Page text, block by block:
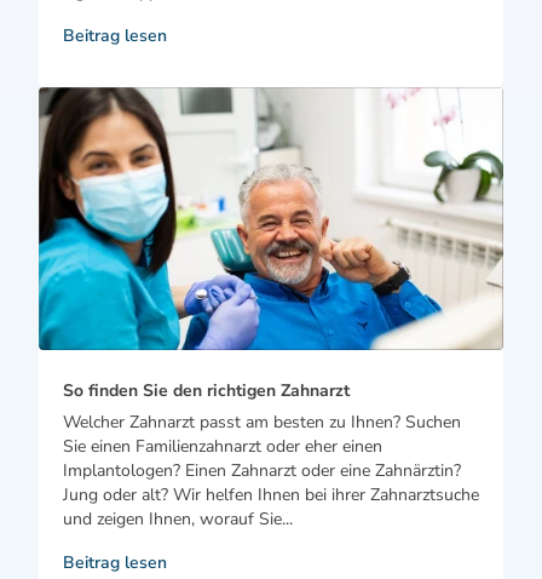
Beitrag lesen
So finden Sie den richtigen Zahnarzt
Welcher Zahnarzt passt am besten zu Ihnen? Suchen
Sie einen Familienzahnarzt oder eher einen
Implantologen? Einen Zahnarzt oder eine Zahnärztin?
Jung oder alt? Wir helfen Ihnen bei ihrer Zahnarztsuche
und zeigen Ihnen, worauf Sie...
Beitrag lesen